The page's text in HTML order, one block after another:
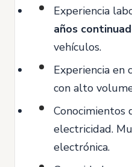
Experiencia
años
vehículos.
Experiencia en
con alto
Conocimientos
electricidad.
electrónica.